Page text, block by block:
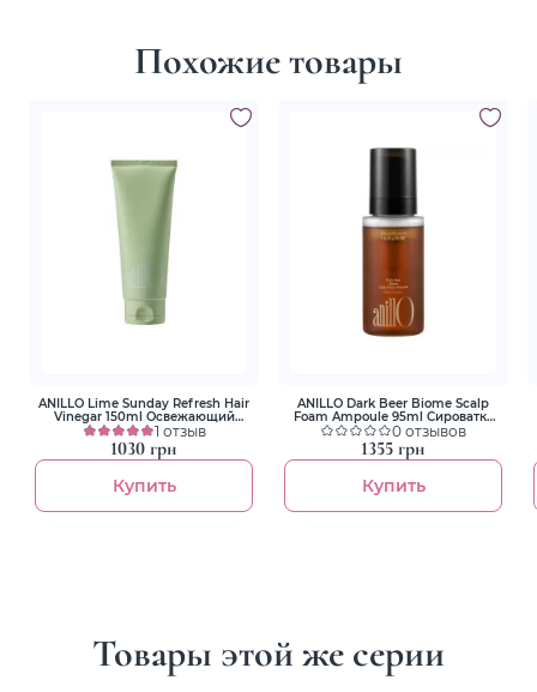
Похожие товары
ANILLO Lime Sunday Refresh Hair
Vinegar 150ml Освежающий
кондиционер для волос
1 отзыв
1030 грн
Купить
ANILLO Dark Beer Biome Scalp
Foam Ampoule 95ml Сироватка
для шкіри голови
0 отзывов
1355 грн
Купить
Товары этой же серии